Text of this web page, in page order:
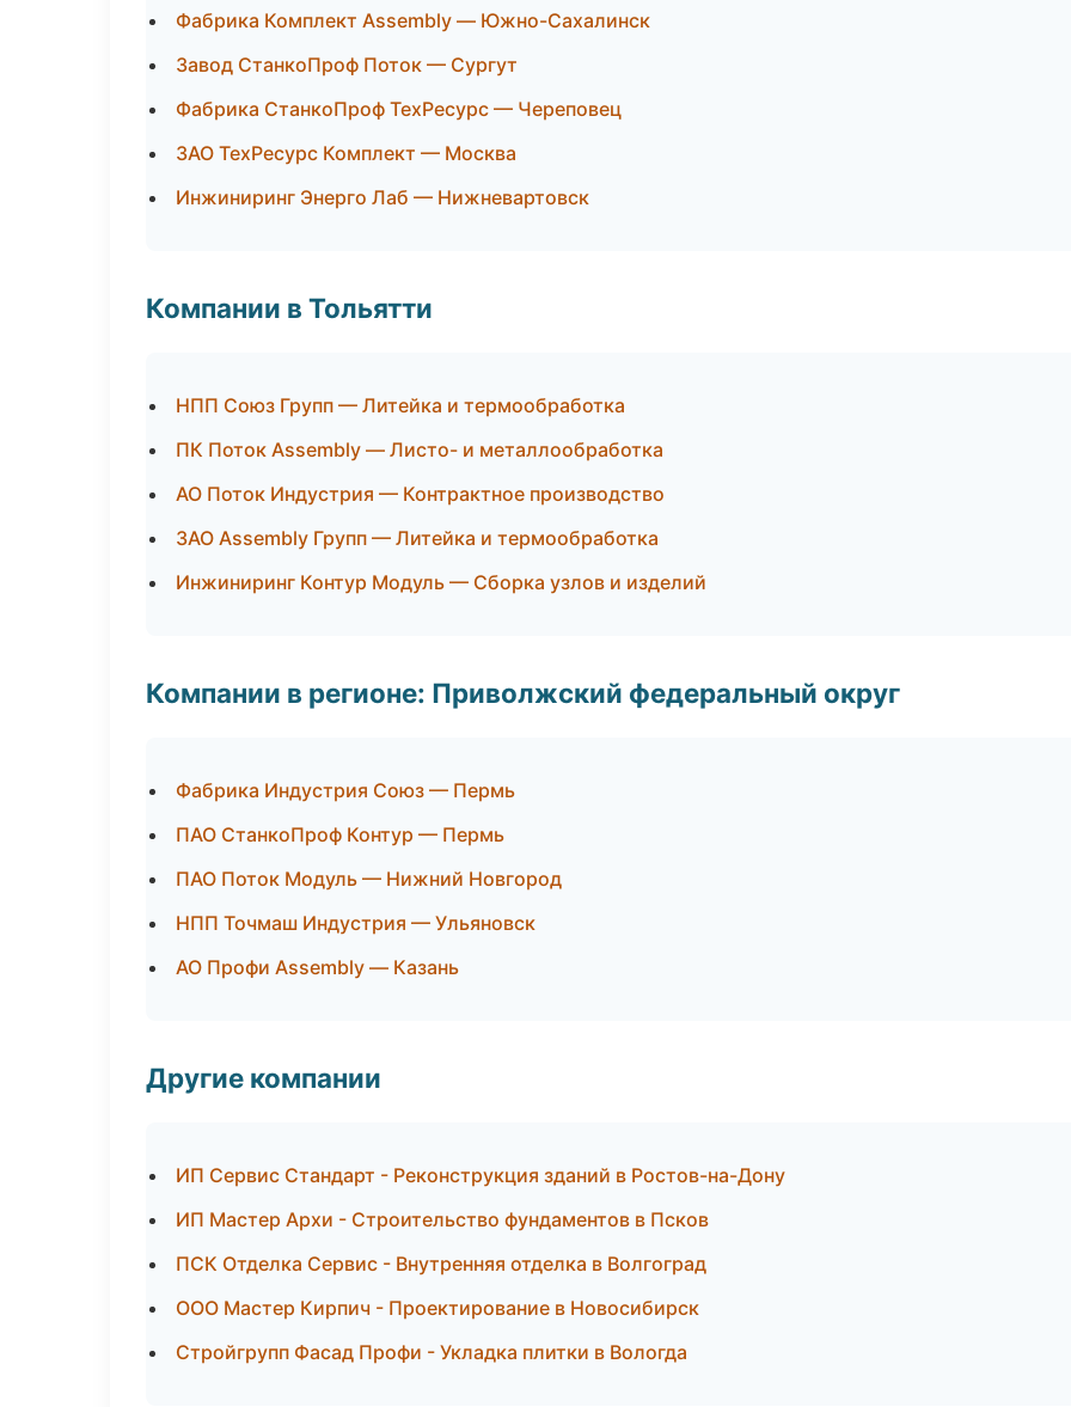
Фабрика Комплект Assembly — Южно-Сахалинск
Завод СтанкоПроф Поток — Сургут
Фабрика СтанкоПроф ТехРесурс — Череповец
ЗАО ТехРесурс Комплект — Москва
Инжиниринг Энерго Лаб — Нижневартовск
Компании в Тольятти
НПП Союз Групп — Литейка и термообработка
ПК Поток Assembly — Листо- и металлообработка
АО Поток Индустрия — Контрактное производство
ЗАО Assembly Групп — Литейка и термообработка
Инжиниринг Контур Модуль — Сборка узлов и изделий
Компании в регионе: Приволжский федеральный округ
Фабрика Индустрия Союз — Пермь
ПАО СтанкоПроф Контур — Пермь
ПАО Поток Модуль — Нижний Новгород
НПП Точмаш Индустрия — Ульяновск
АО Профи Assembly — Казань
Другие компании
ИП Сервис Стандарт - Реконструкция зданий в Ростов-на-Дону
ИП Мастер Архи - Строительство фундаментов в Псков
ПСК Отделка Сервис - Внутренняя отделка в Волгоград
ООО Мастер Кирпич - Проектирование в Новосибирск
Стройгрупп Фасад Профи - Укладка плитки в Вологда